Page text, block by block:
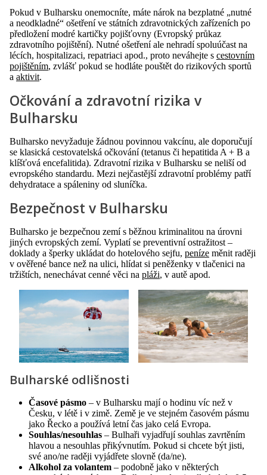
Pokud v Bulharsku onemocníte, máte nárok na bezplatné „nutné
a neodkladné“ ošetření ve státních zdravotnických zařízeních po
předložení modré kartičky pojišťovny (Evropský průkaz
zdravotního pojištění). Nutné ošetření ale nehradí spoluúčast na
lécích, hospitalizaci, repatriaci apod., proto neváhejte s cestovním
pojištěním, zvlášť pokud se hodláte pouštět do rizikových sportů
a aktivit.
Očkování a zdravotní rizika v
Bulharsku
Bulharsko nevyžaduje žádnou povinnou vakcínu, ale doporučují
se klasická cestovatelská očkování (tetanus či hepatitida A + B a
klíšťová encefalitida). Zdravotní rizika v Bulharsku se neliší od
evropského standardu. Mezi nejčastější zdravotní problémy patří
dehydratace a spáleniny od sluníčka.
Bezpečnost v Bulharsku
Bulharsko je bezpečnou zemí s běžnou kriminalitou na úrovni
jiných evropských zemí. Vyplatí se preventivní ostražitost –
doklady a šperky ukládat do hotelového sejfu, peníze měnit raději
v ověřené bance než na ulici, hlídat si peněženky v tlačenici na
tržištích, nenechávat cenné věci na pláži, v autě apod.
Bulharské odlišnosti
Časové pásmo – v Bulharsku mají o hodinu víc než v
Česku, v létě i v zimě. Země je ve stejném časovém pásmu
jako Řecko a používá letní čas jako celá Evropa.
Souhlas/nesouhlas – Bulhaři vyjadřují souhlas zavrtěním
hlavou a nesouhlas přikývnutím. Pokud si chcete být jisti,
své ano/ne raději vyjádřete slovně (da/ne).
Alkohol za volantem – podobně jako v některých